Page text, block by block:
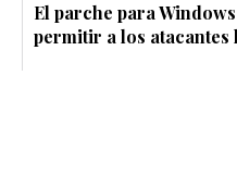
El parche para
permitir a los